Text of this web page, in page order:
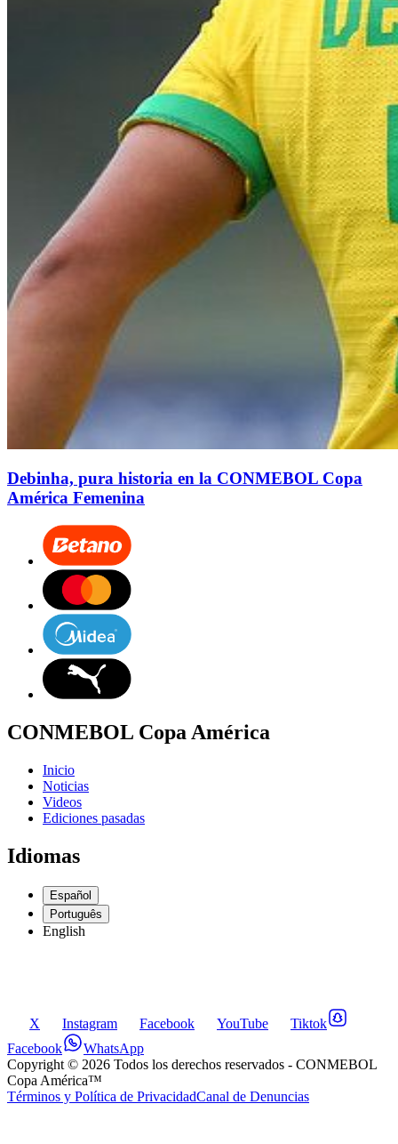
Debinha, pura historia en la CONMEBOL Copa
América Femenina
CONMEBOL Copa América
Inicio
Noticias
Videos
Ediciones pasadas
Idiomas
Español
Português
English
X Instagram Facebook YouTube
Tiktok
Facebook
WhatsApp
Copyright © 2026 Todos los derechos reservados - CONMEBOL
Copa América™
Términos y Política de PrivacidadCanal de Denuncias